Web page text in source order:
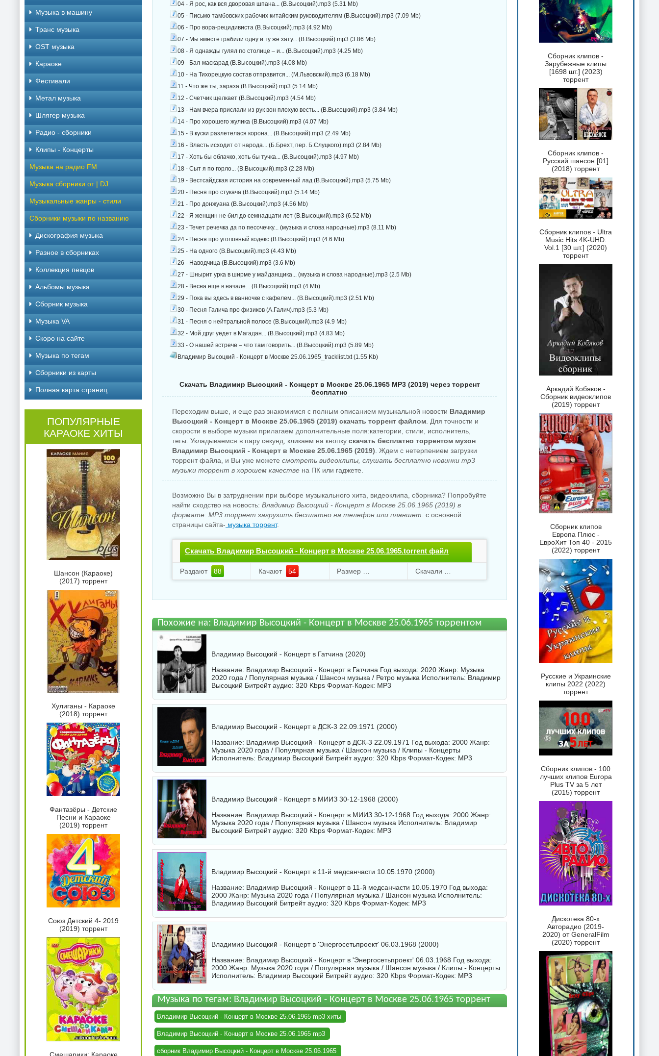
04 - Я рос, как вся дворовая шпана... (В.Высоцкий).mp3 (5.31 Mb)
05 - Письмо тамбовских рабочих китайским руководителям (В.Высоцкий).mp3 (7.09 Mb)
06 - Про вора-рецидивиста (В.Высоцкий).mp3 (4.92 Mb)
07 - Мы вместе грабили одну и ту же хату... (В.Высоцкий).mp3 (3.86 Mb)
08 - Я однажды гулял по столице – и... (В.Высоцкий).mp3 (4.25 Mb)
09 - Бал-маскарад (В.Высоцкий).mp3 (4.08 Mb)
10 - На Тихорецкую состав отправится... (М.Львовский).mp3 (6.18 Mb)
11 - Что же ты, зараза (В.Высоцкий).mp3 (5.14 Mb)
12 - Счетчик щелкает (В.Высоцкий).mp3 (4.54 Mb)
13 - Нам вчера прислали из рук вон плохую весть... (В.Высоцкий).mp3 (3.84 Mb)
14 - Про хорошего жулика (В.Высоцкий).mp3 (4.07 Mb)
15 - В куски разлетелася корона... (В.Высоцкий).mp3 (2.49 Mb)
16 - Власть исходит от народа... (Б.Брехт, пер. Б.Слуцкого).mp3 (2.84 Mb)
17 - Хоть бы облачко, хоть бы тучка... (В.Высоцкий).mp3 (4.97 Mb)
18 - Сыт я по горло... (В.Высоцкий).mp3 (2.28 Mb)
19 - Вестсайдская история на современный лад (В.Высоцкий).mp3 (5.75 Mb)
20 - Песня про стукача (В.Высоцкий).mp3 (5.14 Mb)
21 - Про донжуана (В.Высоцкий).mp3 (4.56 Mb)
22 - Я женщин не бил до семнадцати лет (В.Высоцкий).mp3 (6.52 Mb)
23 - Течет речечка да по песочечку... (музыка и слова народные).mp3 (8.11 Mb)
24 - Песня про уголовный кодекс (В.Высоцкий).mp3 (4.6 Mb)
25 - На одного (В.Высоцкий).mp3 (4.43 Mb)
26 - Наводчица (В.Высоцкий).mp3 (3.6 Mb)
27 - Шнырит урка в ширме у майданщика... (музыка и слова народные).mp3 (2.5 Mb)
28 - Весна еще в начале... (В.Высоцкий).mp3 (4 Mb)
29 - Пока вы здесь в ванночке с кафелем... (В.Высоцкий).mp3 (2.51 Mb)
30 - Песня Галича про физиков (А.Галич).mp3 (5.3 Mb)
31 - Песня о нейтральной полосе (В.Высоцкий).mp3 (4.9 Mb)
32 - Мой друг уедет в Магадан... (В.Высоцкий).mp3 (4.83 Mb)
33 - О нашей встрече – что там говорить... (В.Высоцкий).mp3 (5.89 Mb)
Владимир Высоцкий - Концерт в Москве 25.06.1965_tracklist.txt (1.55 Kb)
Скачать Владимир Высоцкий - Концерт в Москве 25.06.1965 MP3 (2019) через торрент
бесплатно
Переходим выше, и еще раз знакомимся с полным описанием музыкальной новости Владимир
Высоцкий - Концерт в Москве 25.06.1965 (2019) скачать торрент файлом . Для точности и
скорости в выборе музыки прилагаем дополнительные поля:категории, стили, исполнитель,
тегы. Укладываемся в пару секунд, кликаем на кнопку скачать бесплатно торрентом музон
Владимир Высоцкий - Концерт в Москве 25.06.1965 (2019) . Ждем с нетерпением загрузки
торрент файла, и Вы уже можете смотреть видеоклипы, слушать бесплатно новинки mp3
музыки торрент в хорошем качестве на ПК или гаджете.
Возможно Вы в затруднении при выборе музыкального хита, видеоклипа, сборника? Попробуйте
найти сходство на новость: Владимир Высоцкий - Концерт в Москве 25.06.1965 (2019) в
формате: MP3 торрент загрузить бесплатно на телефон или планшет. с основной
страницы сайта- музыка торрент.
Скачать Владимир Высоцкий - Концерт в Москве 25.06.1965.torrent файл
бесплатно
Раздают 88 Качают 54
Похожие на: Владимир Высоцкий - Концерт в Москве 25.06.1965 торрентом
Владимир Высоцкий - Концерт в Гатчина (2020)
Название: Владимир Высоцкий - Концерт в Гатчина Год выхода: 2020 Жанр: Музыка
2020 года / Популярная музыка / Шансон музыка / Ретро музыка Исполнитель: Владимир
Высоцкий Битрейт аудио: 320 Kbps Формат-Кодек: MP3
Владимир Высоцкий - Концерт в ДСК-3 22.09.1971 (2000)
Название: Владимир Высоцкий - Концерт в ДСК-3 22.09.1971 Год выхода: 2000 Жанр:
Музыка 2020 года / Популярная музыка / Шансон музыка / Клипы - Концерты
Исполнитель: Владимир Высоцкий Битрейт аудио: 320 Kbps Формат-Кодек: MP3
Владимир Высоцкий - Концерт в МИИЗ 30-12-1968 (2000)
Название: Владимир Высоцкий - Концерт в МИИЗ 30-12-1968 Год выхода: 2000 Жанр:
Музыка 2020 года / Популярная музыка / Шансон музыка Исполнитель: Владимир
Высоцкий Битрейт аудио: 320 Kbps Формат-Кодек: MP3
Владимир Высоцкий - Концерт в 11-й медсанчасти 10.05.1970 (2000)
Название: Владимир Высоцкий - Концерт в 11-й медсанчасти 10.05.1970 Год выхода:
2000 Жанр: Музыка 2020 года / Популярная музыка / Шансон музыка Исполнитель:
Владимир Высоцкий Битрейт аудио: 320 Kbps Формат-Кодек: MP3
Владимир Высоцкий - Концерт в 'Энергосетьпроект' 06.03.1968 (2000)
Название: Владимир Высоцкий - Концерт в 'Энергосетьпроект' 06.03.1968 Год выхода:
2000 Жанр: Музыка 2020 года / Популярная музыка / Шансон музыка / Клипы - Концерты
Исполнитель: Владимир Высоцкий Битрейт аудио: 320 Kbps Формат-Кодек: MP3
Музыка по тегам: Владимир Высоцкий - Концерт в Москве 25.06.1965 торрент
Владимир Высоцкий - Концерт в Москве 25.06.1965 mp3 хиты
Владимир Высоцкий - Концерт в Москве 25.06.1965 mp3
сборник Владимир Высоцкий - Концерт в Москве 25.06.1965
Музыка в машину
Транс музыка
OST музыка
Караоке
Фестивали
Метал музыка
Шлягер музыка
Радио - сборники
Клипы - Концерты
Музыка на радио FM
Музыка сборники от | DJ
Музыкальные жанры - стили
Сборники музыки по названию
Дискография музыка
Разное в сборниках
Коллекция певцов
Альбомы музыка
Сборник музыка
Музыка VA
Скоро на сайте
Музыка по тегам
Cборники из карты
Полная карта страниц
ПОПУЛЯРНЫЕ
КАРАОКЕ ХИТЫ
Шансон (Караоке)
(2017) торрент
Хулиганы - Караоке
(2018) торрент
Фантазёры - Детские
Песни и Караоке
(2019) торрент
Союз Детский 4- 2019
(2019) торрент
Сборник клипов -
Зарубежные клипы
[1698 шт.] (2023)
торрент
Сборник клипов -
Русский шансон [01]
(2018) торрент
Сборник клипов - Ultra
Music Hits 4K-UHD.
Vol.1 [30 шт.] (2020)
торрент
Аркадий Кобяков -
Сборник видеоклипов
(2019) торрент
Сборник клипов
Европа Плюс -
ЕвроХит Топ 40 - 2015
(2022) торрент
Русские и Украинские
клипы 2022 (2022)
торрент
Сборник клипов - 100
лучших клипов Europa
Plus TV за 5 лет
(2015) торрент
Дискотека 80-х
Авторадио (2019-
2020) от GeneralFilm
(2020) торрент